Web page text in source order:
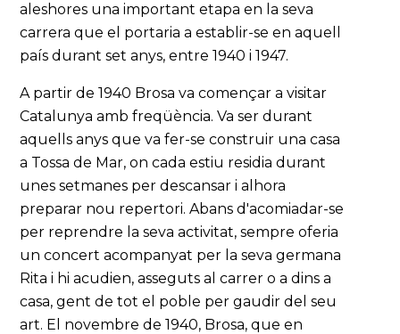
aleshores una important etapa en la seva
carrera que el portaria a establir-se en aquell
país durant set anys, entre 1940 i 1947.
A partir de 1940 Brosa va començar a visitar
Catalunya amb freqüència. Va ser durant
aquells anys que va fer-se construir una casa
a Tossa de Mar, on cada estiu residia durant
unes setmanes per descansar i alhora
preparar nou repertori. Abans d'acomiadar-se
per reprendre la seva activitat, sempre oferia
un concert acompanyat per la seva germana
Rita i hi acudien, asseguts al carrer o a dins a
casa, gent de tot el poble per gaudir del seu
art. El novembre de 1940, Brosa, que en